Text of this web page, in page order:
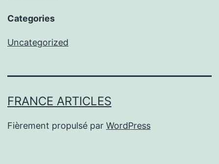
Categories
Uncategorized
FRANCE ARTICLES
Fièrement propulsé par WordPress